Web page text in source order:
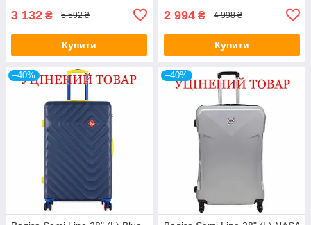
3 132 ₴ 5 592 ₴
Купити
2 994 ₴ 4 998 ₴
Купити
–40% –40%